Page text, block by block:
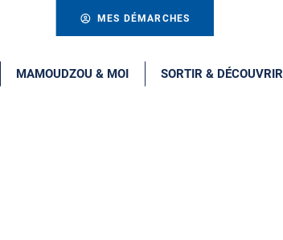
MES DÉMARCHES
MAMOUDZOU & MOI SORTIR & DÉCOUVRIR